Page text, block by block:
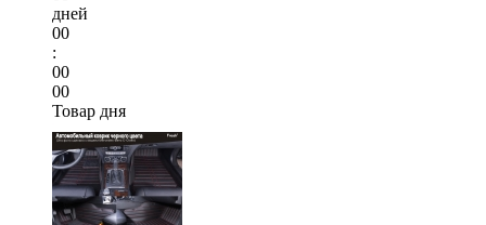
дней
00
:
00
00
Товар дня